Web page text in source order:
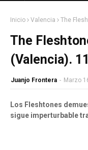
Inicio Valencia The
The
(Valencia).
Juanjo Frontera - Marzo
Los Fleshtones
sigue imperturbable